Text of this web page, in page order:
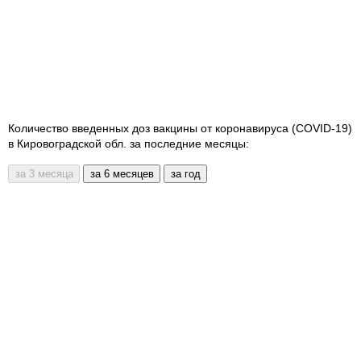
Количество введенных доз вакцины от коронавируса (COVID-19)
в Кировоградской обл. за последние месяцы: